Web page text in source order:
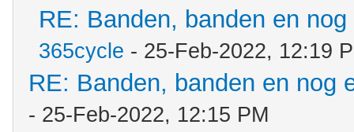
RE: Banden, banden en
365cycle - 25-Feb-2022, 12:19
RE: Banden, banden en nog
- 25-Feb-2022, 12:15 PM